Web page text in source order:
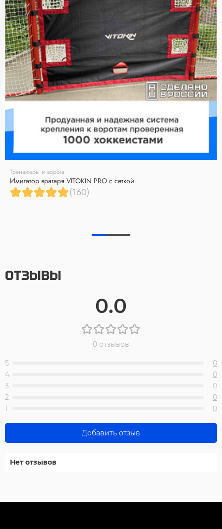
Тренажеры и ворота
Имитатор вратаря VITOKIN PRO с сеткой
(160)
ОТЗЫВЫ
0.0
0 отзывов
5
0
4
0
3
0
2
0
1
0
Добавить отзыв
Нет отзывов